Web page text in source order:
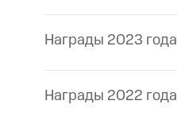
Награды 2023 года
Награды 2022 года